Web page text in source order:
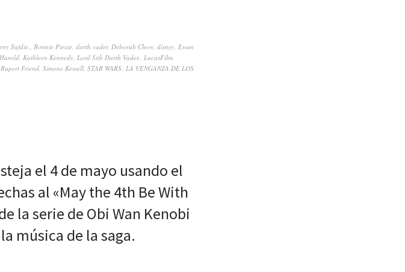
Safdie. Bonnie Piesse darth vader, Deborah Chow disney Ewan
Kathleen Kennedy Lord Sith Darth Vader. LucasFilm
Rupert Friend Simone Kessell STAR WARS: LA VENGANZA DE LOS
el 4 de mayo usando el
al «May the 4th Be With
la serie de Obi Wan Kenobi
música de la saga.